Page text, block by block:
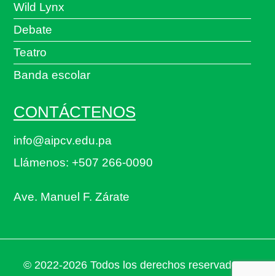
Wild Lynx
Debate
Teatro
Banda escolar
CONTÁCTENOS
info@aipcv.edu.pa
Llámenos: +507 266-0090
Ave. Manuel F. Zárate
© 2022-2026 Todos los derechos reservados a